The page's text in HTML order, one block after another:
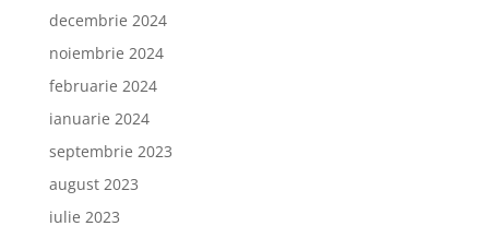
decembrie 2024
noiembrie 2024
februarie 2024
ianuarie 2024
septembrie 2023
august 2023
iulie 2023